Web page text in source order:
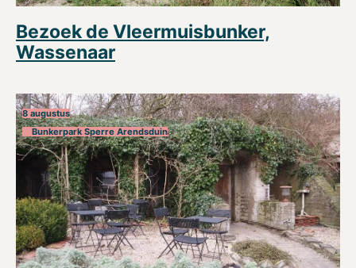
Bezoek de Vleermuisbunker,
Wassenaar
8 augustus
Bunkerpark Sperre Arendsduin